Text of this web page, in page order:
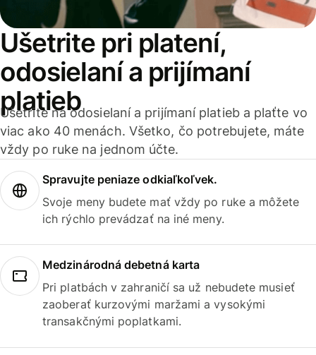
Ušetrite pri platení,
odosielaní a prijímaní
platieb
Ušetrite na odosielaní a prijímaní platieb a plaťte vo
viac ako 40 menách. Všetko, čo potrebujete, máte
vždy po ruke na jednom účte.
Spravujte peniaze odkiaľkoľvek.
Svoje meny budete mať vždy po ruke a môžete
ich rýchlo prevádzať na iné meny.
Medzinárodná debetná karta
Pri platbách v zahraničí sa už nebudete musieť
zaoberať kurzovými maržami a vysokými
transakčnými poplatkami.